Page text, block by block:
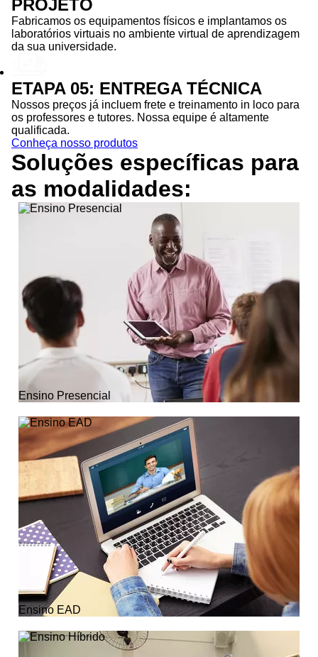
PROJETO
Fabricamos os equipamentos físicos e implantamos os
laboratórios virtuais no ambiente virtual de aprendizagem
da sua universidade.
ETAPA 05: ENTREGA TÉCNICA
Nossos preços já incluem frete e treinamento in loco para
os professores e tutores. Nossa equipe é altamente
qualificada.
Conheça nosso produtos
Soluções específicas para
as modalidades:
Ensino Presencial
Ensino EAD